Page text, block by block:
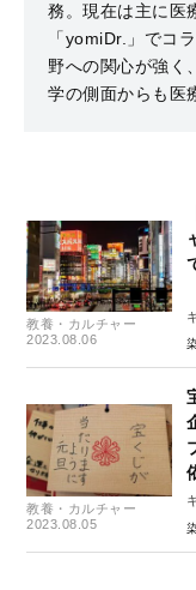
務。現在は主に医
「yomiDr.」でコ
野への関心が強く
学の側面からも医
教養・カルチャー
2023.08.06
教養・カルチャー
2023.08.05